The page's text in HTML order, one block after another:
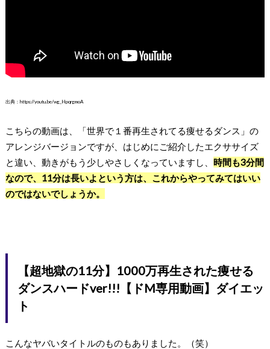
出典：https://youtu.be/wg_HpqrgmoA
こちらの動画は、「世界で１番再生されてる痩せるダンス」の
アレンジバージョンですが、はじめにご紹介したエクササイズ
と違い、動きがもう少しやさしくなっていますし、 時間も3分間
なので、11分は長いよという方は、これからやってみてはいい
のではないでしょうか。
【超地獄の11分】1000万再生された痩せる
ダンスハードver!!!【ドM専用動画】ダイエッ
ト
こんなヤバいタイトルのものもありました。（笑）